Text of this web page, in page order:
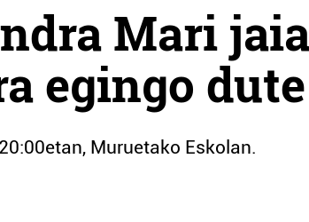
Mari
egingo dute
Muruetako Eskolan.